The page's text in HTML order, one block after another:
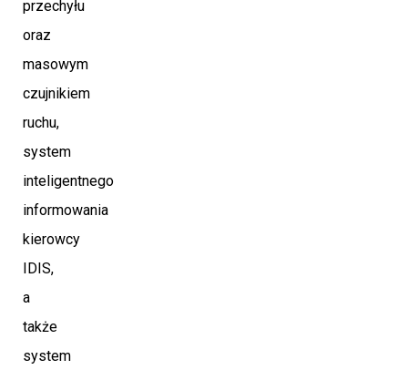
przechyłu
oraz
masowym
czujnikiem
ruchu,
system
inteligentnego
informowania
kierowcy
IDIS,
a
także
system